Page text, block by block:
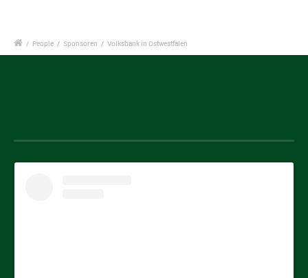
/ People / Sponsoren / Volksbank in Ostwestfalen